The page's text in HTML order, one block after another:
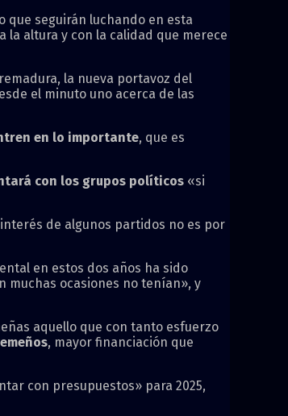
que seguirán luchando en esta
la altura y con la calidad que merece
la nueva portavoz del
el minuto uno acerca de las
en lo importante, que es
con los grupos políticos «si
de algunos partidos no es por
en estos dos años ha sido
muchas ocasiones no tenían», y
aquello que con tanto esfuerzo
, mayor financiación que
con presupuestos» para 2025,